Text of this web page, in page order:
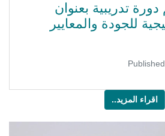
تدريبية بعنوان
للجودة والمعايير
اقراء المزيد..